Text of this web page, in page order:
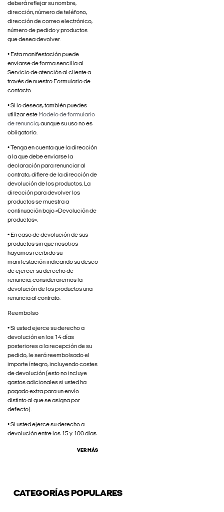
deberá reflejar su nombre,
dirección, número de teléfono,
dirección de correo electrónico,
número de pedido y productos
que desea devolver.
• Esta manifestación puede
enviarse de forma sencilla al
Servicio de atención al cliente a
través de nuestro Formulario de
contacto.
• Si lo deseas, también puedes
utilizar este Modelo de formulario
de renuncia, aunque su uso no es
obligatorio.
• Tenga en cuenta que la dirección
a la que debe enviarse la
declaración para renunciar al
contrato, difiere de la dirección de
devolución de los productos. La
dirección para devolver los
productos se muestra a
continuación bajo «Devolución de
productos».
• En caso de devolución de sus
productos sin que nosotros
hayamos recibido su
manifestación indicando su deseo
de ejercer su derecho de
renuncia, consideraremos la
devolución de los productos una
renuncia al contrato.
Reembolso
• Si usted ejerce su derecho a
devolución en los 14 días
posteriores a la recepción de su
pedido, le será reembolsado el
importe íntegro, incluyendo costes
de devolución (esto no incluye
gastos adicionales si usted ha
pagado extra para un envío
distinto al que se asigna por
defecto).
• Si usted ejerce su derecho a
devolución entre los 15 y 100 días
VER MÁS
CATEGORÍAS POPULARES